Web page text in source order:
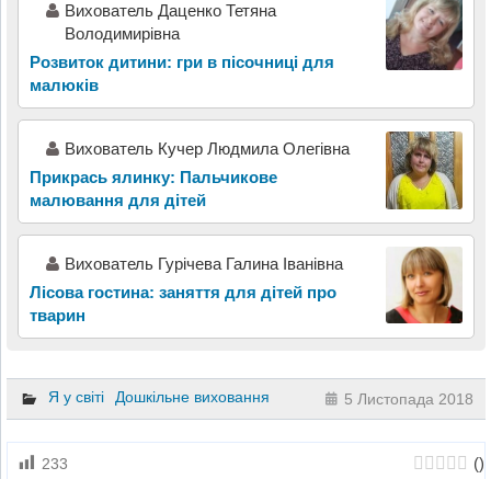
Вихователь Даценко Тетяна
Володимирівна
Розвиток дитини: гри в пісочниці для
малюків
Вихователь Кучер Людмила Олегівна
Прикрась ялинку: Пальчикове
малювання для дітей
Вихователь Гурічева Галина Іванівна
Лісова гостина: заняття для дітей про
тварин
Я у світі Дошкільне виховання 5 Листопада 2018
233 ()